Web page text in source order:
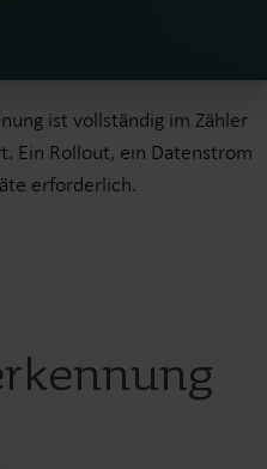
ist vollständig im Zähler
Ein Rollout, ein Datenstrom
erforderlich.